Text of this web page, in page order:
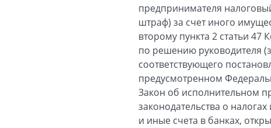
предпринимателя
штраф) за счет иного
второму пункта 2 статьи 47
по решению руководителя
соответствующего
предусмотренном
Закон об исполнительном
законодательства о
и иные счета в банках,